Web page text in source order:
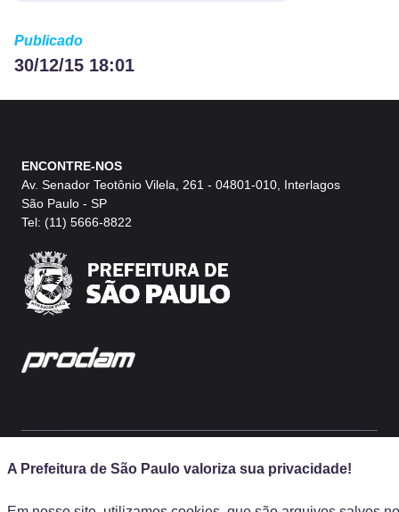
Publicado
30/12/15 18:01
ENCONTRE-NOS
Av. Senador Teotônio Vilela, 261 - 04801-010, Interlagos
São Paulo - SP
Tel: (11) 5666-8822
Prefeitura Municipal de São Paulo, SP, Brasil
© COPYRIGHT 2025, Autódromo de Interlagos -Av. Senador
A Prefeitura de São Paulo valoriza sua privacidade!